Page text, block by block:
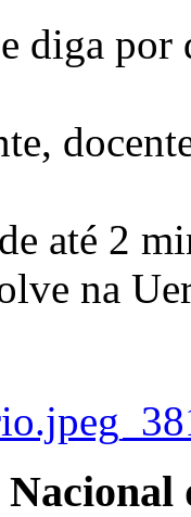
diga
até 2
na